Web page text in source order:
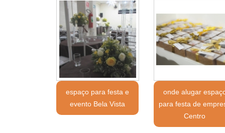
espaço para festa e
evento Bela Vista
onde alugar
para festa de
Centro